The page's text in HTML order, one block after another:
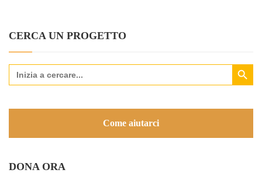
CERCA UN PROGETTO
Search
for:
Search Button
Come aiutarci
DONA ORA